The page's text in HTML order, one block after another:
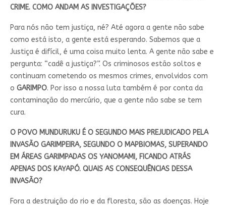
CRIME. COMO ANDAM AS INVESTIGAÇÕES?
Para nós não tem justiça, né? Até agora a gente não sabe
como está isto, a gente está esperando. Sabemos que a
Justiça é difícil, é uma coisa muito lenta. A gente não sabe e
pergunta: “cadê a justiça?”. Os criminosos estão soltos e
continuam cometendo os mesmos crimes, envolvidos com
o GARIMPO. Por isso a nossa luta também é por conta da
contaminação do mercúrio, que a gente não sabe se tem
cura.
O POVO MUNDURUKU É O SEGUNDO MAIS PREJUDICADO PELA
INVASÃO GARIMPEIRA, SEGUNDO O MAPBIOMAS, SUPERANDO
EM ÁREAS GARIMPADAS OS YANOMAMI, FICANDO ATRÁS
APENAS DOS KAYAPÓ. QUAIS AS CONSEQUÊNCIAS DESSA
INVASÃO?
Fora a destruição do rio e da floresta, são as doenças. Hoje